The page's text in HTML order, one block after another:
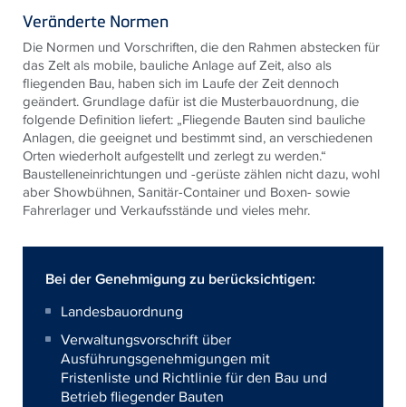
Veränderte Normen
Die Normen und Vorschriften, die den Rahmen abstecken für
das Zelt als mobile, bauliche Anlage auf Zeit, also als
fliegenden Bau, haben sich im Laufe der Zeit dennoch
geändert. Grundlage dafür ist die Musterbauordnung, die
folgende Definition liefert: „Fliegende Bauten sind bauliche
Anlagen, die geeignet und bestimmt sind, an verschiedenen
Orten wiederholt aufgestellt und zerlegt zu werden.“
Baustelleneinrichtungen und -gerüste zählen nicht dazu, wohl
aber Showbühnen, Sanitär-Container und Boxen- sowie
Fahrerlager und Verkaufsstände und vieles mehr.
Bei der Genehmigung zu berücksichtigen:
Landesbauordnung
Verwaltungsvorschrift über
Ausführungsgenehmigungen mit
Fristenliste und Richtlinie für den Bau und
Betriebfliegender Bauten